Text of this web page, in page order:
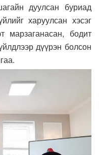
дуулсан буриад
харуулсан хэсэг
марзаганасан, бодит
дүүрэн болсон